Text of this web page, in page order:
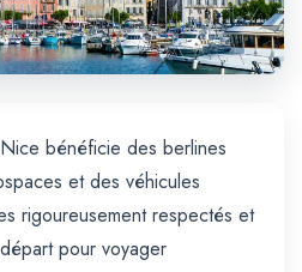
bénéficie des berlines
et des véhicules
rigoureusement respectés et
pour voyager